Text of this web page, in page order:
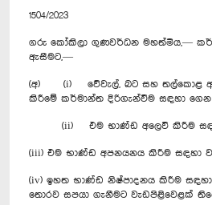
1504/2023
ගරු කෝකිලා ගුණවර්ධන මහත්මිය,—
ඇසීමට,—
(අ) (i) වේවැල්, බට සහ තල්කොළ
කිරීමේ කර්මාන්ත දිරිගැන්වීම සඳහා ගෙන
(ii) එම භාණ්ඩ අලෙවි කිරීම
(iii) එම භාණ්ඩ අපනයනය කිරීම සඳහා
(iv) ඉහත භාණ්ඩ නිෂ්පාදනය කිරීම
තොරව සපයා ගැනීමට වැඩපිළිවෙළක්